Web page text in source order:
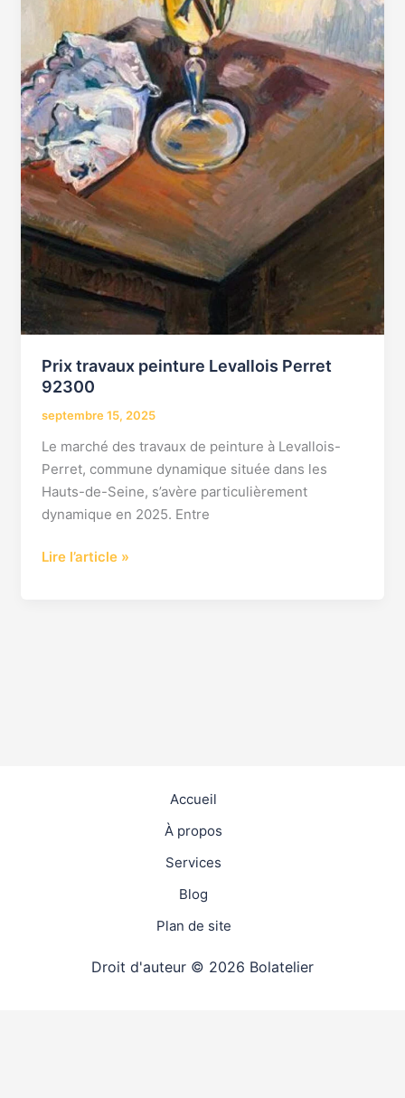
Prix travaux peinture Levallois Perret
92300
septembre 15, 2025
Le marché des travaux de peinture à Levallois-
Perret, commune dynamique située dans les
Hauts-de-Seine, s’avère particulièrement
dynamique en 2025. Entre
Lire l’article »
Accueil
À propos
Services
Blog
Plan de site
Droit d'auteur © 2026 Bolatelier